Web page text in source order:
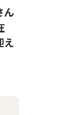
ん
え